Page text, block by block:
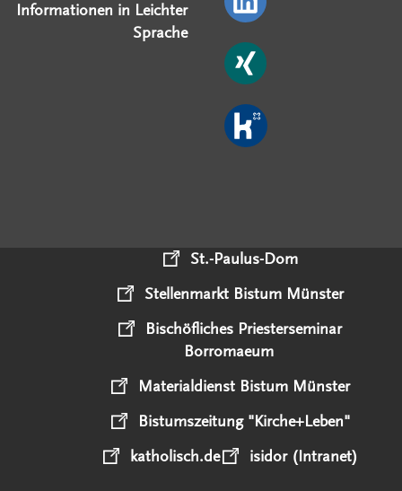
Informationen in Leichter
Sprache
St.-Paulus-Dom
Stellenmarkt Bistum Münster
Bischöfliches Priesterseminar
Borromaeum
Materialdienst Bistum Münster
Bistumszeitung "Kirche+Leben"
katholisch.de
isidor (Intranet)